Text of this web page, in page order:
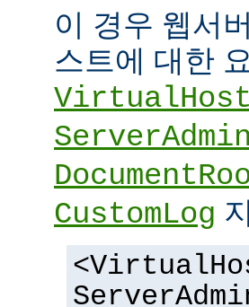
이 경우 웹서
스트에 대한
VirtualHost
ServerAdmin
CustomLog